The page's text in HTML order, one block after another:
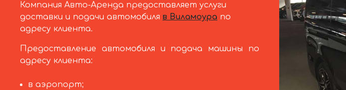
Компания Авто-Аренда предоставляет услуги
доставки и подачи автомобиля в Виламоура по
адресу клиента.
Предоставление автомобиля и подача машины по
адресу клиента:
в аэропорт;